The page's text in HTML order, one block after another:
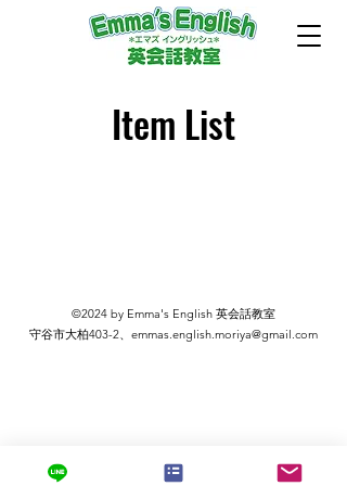
Item List
©2024 by Emma's English 英会話教室
​守谷市大柏403-2、 emmas.english.moriya@gmail.com